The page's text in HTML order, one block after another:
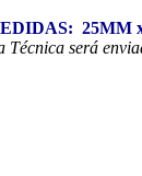
25MM
Técnica será